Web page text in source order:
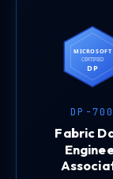
MICROSOFT
CERTIFIED
DP
DP-700
Fabric